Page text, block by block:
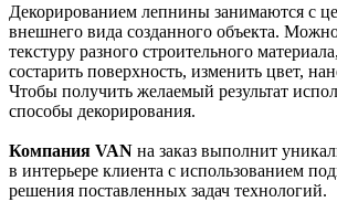
Декорированием лепнины занимаются с
внешнего вида созданного объекта.
текстуру разного строительного
состарить поверхность, изменить цвет,
Чтобы получить желаемый результат
способы декорирования.
Компания VAN на заказ выполнит
в интерьере клиента с использованием
решения поставленных задач технологий.